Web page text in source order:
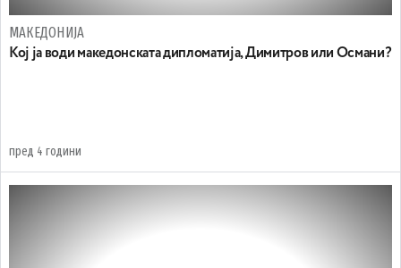
МАКЕДОНИЈА
Кој ја води македонската дипломатија, Димитров или Османи?
пред 4 години